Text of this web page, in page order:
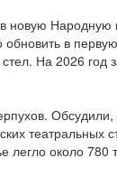
в новую
в
На 2026 год
около 780